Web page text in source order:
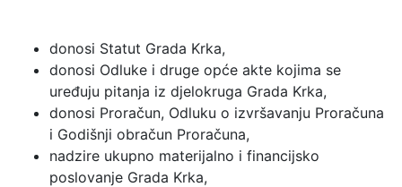
donosi Statut Grada Krka,
donosi Odluke i druge opće akte kojima se
uređuju pitanja iz djelokruga Grada Krka,
donosi Proračun, Odluku o izvršavanju Proračuna
i Godišnji obračun Proračuna,
nadzire ukupno materijalno i financijsko
poslovanje Grada Krka,